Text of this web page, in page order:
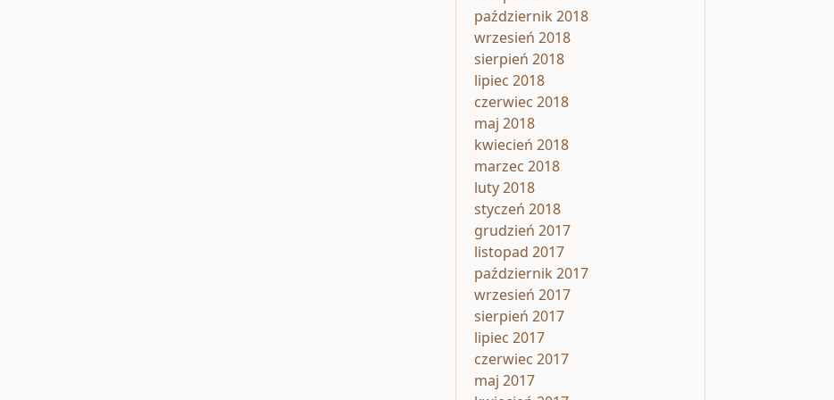
październik 2018
wrzesień 2018
sierpień 2018
lipiec 2018
czerwiec 2018
maj 2018
kwiecień 2018
marzec 2018
luty 2018
styczeń 2018
grudzień 2017
listopad 2017
październik 2017
wrzesień 2017
sierpień 2017
lipiec 2017
czerwiec 2017
maj 2017